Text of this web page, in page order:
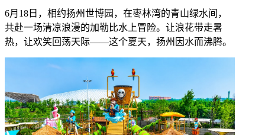
6月18日，相约扬州世博园，在枣林湾的青山绿水间，
共赴一场清凉浪漫的加勒比水上冒险。让浪花带走暑
热，让欢笑回荡天际——这个夏天，扬州因水而沸腾。